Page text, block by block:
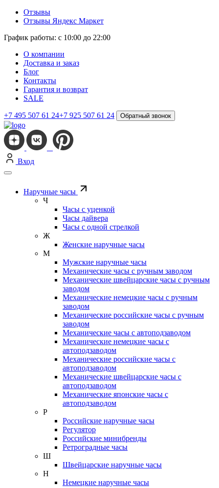
Отзывы
Отзывы Яндекс Маркет
График работы: с 10:00 до 22:00
О компании
Доставка и заказ
Блог
Контакты
Гарантия и возврат
SALE
+7 495 507 61 24+7 925 507 61 24 Обратный звонок
Вход
Наручные часы
Ч
Часы с уценкой
Часы дайвера
Часы с одной стрелкой
Ж
Женские наручные часы
М
Мужские наручные часы
Механические часы с ручным заводом
Механические швейцарские часы с ручным
заводом
Механические немецкие часы с ручным
заводом
Механические российские часы с ручным
заводом
Механические часы с автоподзаводом
Механические немецкие часы с
автоподзаводом
Механические российские часы с
автоподзаводом
Механические швейцарские часы с
автоподзаводом
Механические японские часы с
автоподзаводом
Р
Российские наручные часы
Регулятор
Российские минибренды
Ретроградные часы
Ш
Швейцарские наручные часы
Н
Немецкие наручные часы